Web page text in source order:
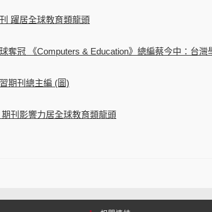
躍居全球教育類龍頭
奪冠 《Computers & Education》總編蔡今中：台灣
期刊總主編 (圖)
刊影響力居全球教育類龍頭